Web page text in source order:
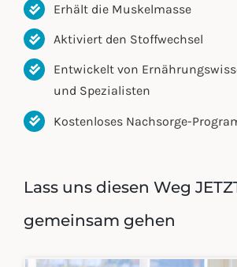
Erhält die Muskelmasse
Aktiviert den Stoffwechsel
Entwickelt von
und Spezialisten
Kostenloses Nachsorge-
Lass uns diesen Weg
gemeinsam gehen